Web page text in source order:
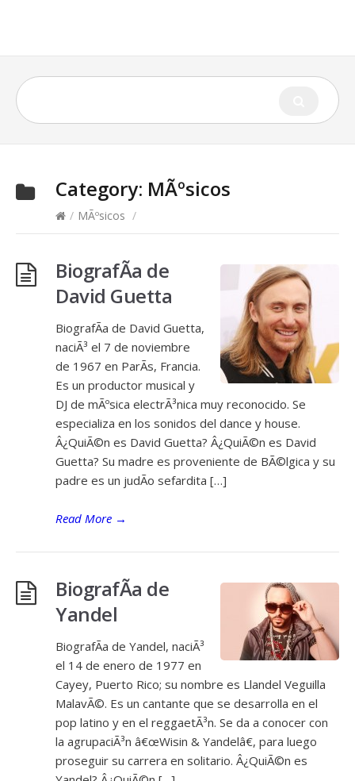
Category: MÃºsicos
/ MÃºsicos /
BiografÃ­a de
David Guetta
BiografÃ­a de David Guetta,
naciÃ³ el 7 de noviembre
de 1967 en ParÃ­s, Francia.
Es un productor musical y
DJ de mÃºsica electrÃ³nica muy reconocido. Se
especializa en los sonidos del dance y house.
Â¿QuiÃ©n es David Guetta? Â¿QuiÃ©n es David
Guetta? Su madre es proveniente de BÃ©lgica y su
padre es un judÃ­o sefardita […]
Read More →
BiografÃ­a de
Yandel
BiografÃ­a de Yandel, naciÃ³
el 14 de enero de 1977 en
Cayey, Puerto Rico; su nombre es Llandel Veguilla
MalavÃ©. Es un cantante que se desarrolla en el
pop latino y en el reggaetÃ³n. Se da a conocer con
la agrupaciÃ³n â€œWisin & Yandelâ€, para luego
proseguir su carrera en solitario. Â¿QuiÃ©n es